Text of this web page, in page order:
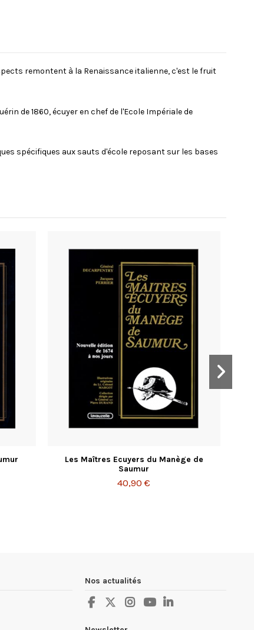
remontent à la Renaissance italienne, c'est le fruit
de 1860, écuyer en chef de l'Ecole Impériale de
spécifiques aux sauts d'école reposant sur les bases
Les Maîtres Ecuyers du Manège de
Saumur
40,90 €
Nos actualités